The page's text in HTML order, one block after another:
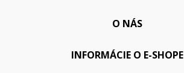
O NÁS
INFORMÁCIE O E-SHOPE